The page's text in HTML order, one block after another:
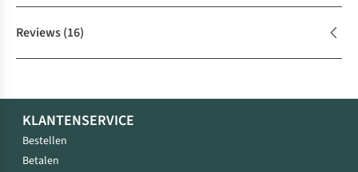
Reviews(16)
KLANTENSERVICE
Bestellen
Betalen